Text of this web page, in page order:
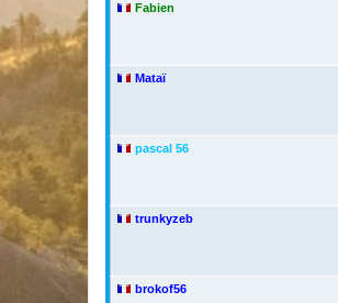
Fabien
Mataï
pascal 56
trunkyzeb
brokof56